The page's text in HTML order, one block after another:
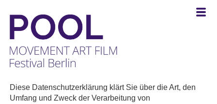
-
MOVEMENT
Diese Datenschutzerklärung klärt Sie über die Art, den
Umfang und Zweck der Verarbeitung von